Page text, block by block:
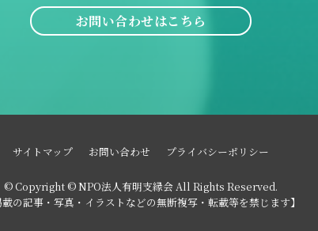
お問い合わせはこちら
サイトマップ お問い合わせ プライバシーポリシー
© Copyright © NPO法人有明支縁会 All Rights Reserved.
載の記事・写真・イラストなどの無断複写・転載等を禁じます】